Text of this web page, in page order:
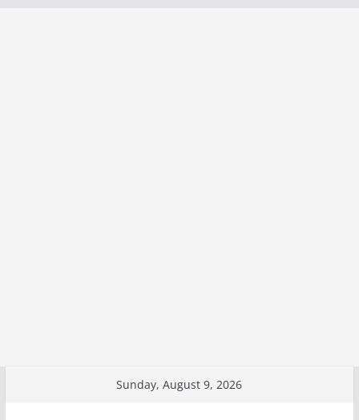
Sunday, August 9, 2026